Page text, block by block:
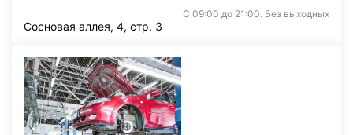
С 09:00 до 21:00. Без выходных
Сосновая аллея, 4, стр. 3